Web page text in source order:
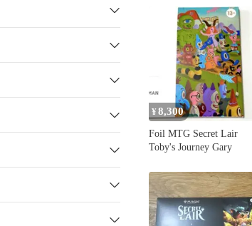
¥ 8,300
Foil MTG Secret Lair
Toby's Journey Gary